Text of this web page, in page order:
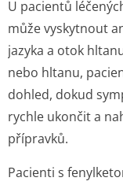
U pacientů
může vyskytnout
jazyka a otok
nebo hltanu,
dohled, dokud
rychle ukončit a
přípravků.
Pacienti s